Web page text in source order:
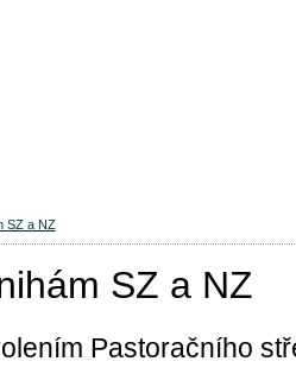
SZ a NZ
SZ a NZ
Pastoračního